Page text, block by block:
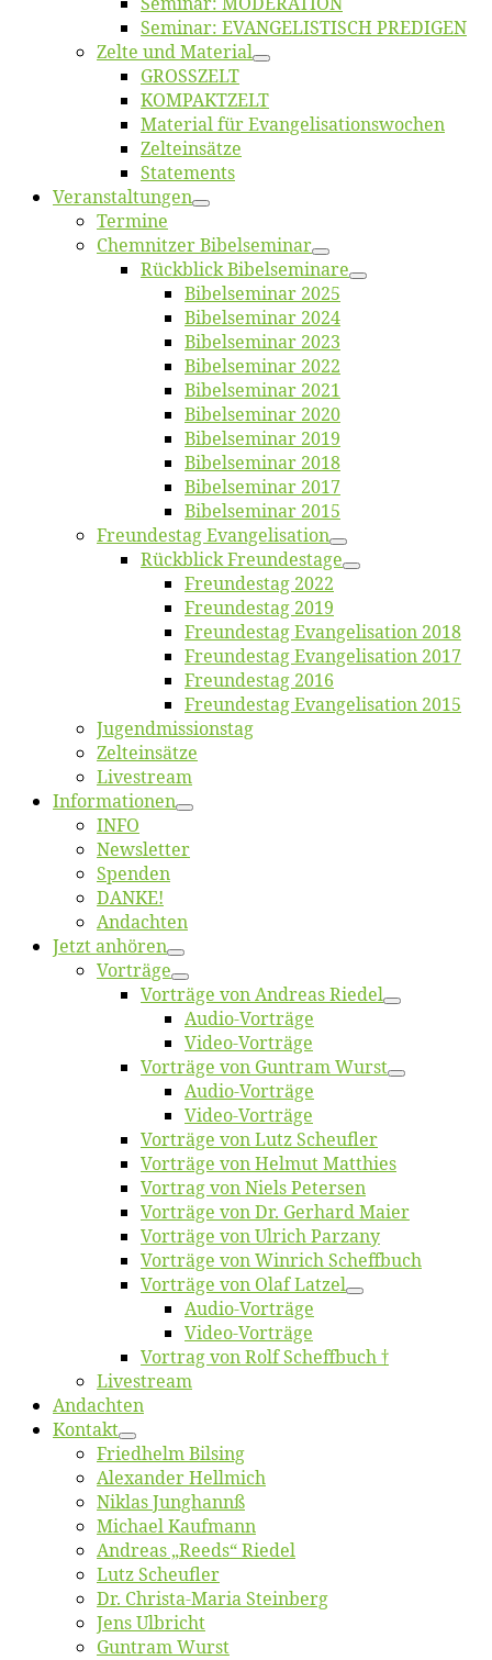
Se­mi­nar: EVANGELISTISCH PREDIGEN
Zel­te und Material
GROSSZELT
KOMPAKTZELT
Ma­te­ri­al für Evangelisationswochen
Zelt­ein­sät­ze
State­ments
Ver­an­stal­tun­gen
Ter­mi­ne
Chemnit­zer Bibelseminar
Rück­blick Bibelseminare
Bi­bel­se­mi­nar 2025
Bi­bel­se­mi­nar 2024
Bi­bel­se­mi­nar 2023
Bi­bel­se­mi­nar 2022
Bi­bel­se­mi­nar 2021
Bi­bel­se­mi­nar 2020
Bi­bel­se­mi­nar 2019
Bi­bel­se­mi­nar 2018
Bibelsemi­nar 2017
Bibelsemi­nar 2015
Freun­des­tag Evangelisation
Rück­blick Freundestage
Freun­des­tag 2022
Freun­des­tag 2019
Freun­des­tag Evan­ge­li­sa­ti­on 2018
Freun­des­tag Evan­ge­li­sa­ti­on 2017
Freun­des­tag 2016
Freun­des­tag Evan­ge­li­sa­ti­on 2015
Jugend­mis­sions­tag
Zelt­ein­sät­ze
Live­stream
Informatio­nen
INFO
News­let­ter
Spen­den
DANKE!
An­dach­ten
Jetzt an­hö­ren
Vor­trä­ge
Vor­trä­ge von An­dre­as Riedel
Au­dio-Vor­trä­ge
Vi­deo-Vor­trä­ge
Vor­trä­ge von Gun­tram Wurst
Au­dio-Vor­trä­ge
Vi­deo-Vor­trä­ge
Vor­trä­ge von Lutz Scheufler
Vor­trä­ge von Hel­mut Matthies
Vor­trag von Niels Petersen
Vor­trä­ge von Dr. Ger­hard Maier
Vor­trä­ge von Ul­rich Parzany
Vor­trä­ge von Win­rich Scheffbuch
Vor­trä­ge von Olaf Latzel
Au­dio-Vor­trä­ge
Vi­deo-Vor­trä­ge
Vor­trag von Rolf Scheffbuch †
Live­stream
An­dach­ten
Kon­takt
Fried­helm Bilsing
Alex­an­der Hellmich
Ni­klas Junghannß
Mi­cha­el Kaufmann
An­dre­as „Reeds“ Riedel
Lutz Scheuf­ler
Dr. Chris­­ta-Ma­ria Steinberg
Jens Ulb­richt
Gun­tram Wurst